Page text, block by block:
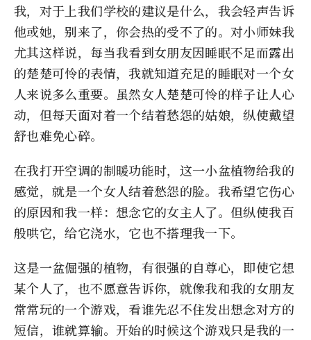
我，对于上我们学校的建议是什么，我会轻声告诉
他或她，别来了，你会热的受不了的。对小师妹我
尤其这样说，每当我看到女朋友因睡眠不足而露出
的楚楚可怜的表情，我就知道充足的睡眠对一个女
人来说多么重要。虽然女人楚楚可怜的样子让人心
动，但每天面对着一个结着愁怨的姑娘，纵使戴望
舒也难免心碎。
在我打开空调的制暖功能时，这一小盆植物给我的
感觉，就是一个女人结着愁怨的脸。我希望它伤心
的原因和我一样：想念它的女主人了。但纵使我百
般哄它，给它浇水，它也不搭理我一下。
这是一盆倔强的植物，有很强的自尊心，即使它想
某个人了，也不愿意告诉你，就像我和我的女朋友
常常玩的一个游戏，看谁先忍不住发出想念对方的
短信，谁就算输。开始的时候这个游戏只是我的一